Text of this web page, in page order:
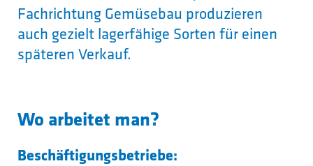
Fachrichtung Gemüsebau produzieren
auch gezielt lagerfähige Sorten für einen
späteren Verkauf.
Wo arbeitet man?
Beschäftigungsbetriebe: